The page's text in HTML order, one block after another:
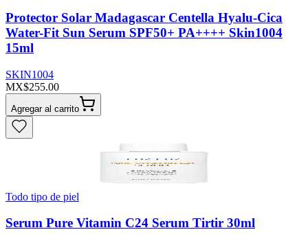
Protector Solar Madagascar Centella Hyalu-Cica
Water-Fit Sun Serum SPF50+ PA++++ Skin1004
15ml
SKIN1004
MX$255.00
Agregar al carrito
Todo tipo de piel
Serum Pure Vitamin C24 Serum Tirtir 30ml